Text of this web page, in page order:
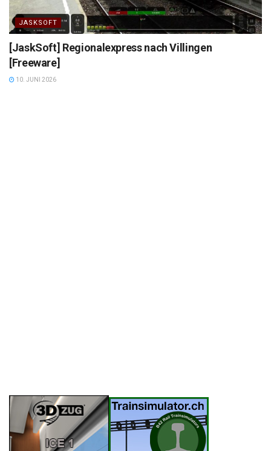
JASKSOFT
[JaskSoft] Regionalexpress nach Villingen
[Freeware]
10. JUNI 2026